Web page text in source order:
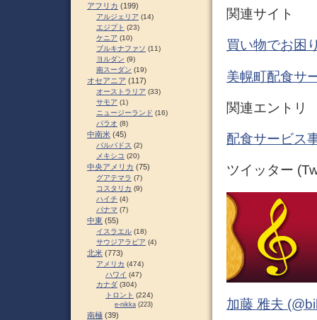
関連サイト
買い物でお困
美幌町配食サ
関連エントリ
配食サービス
ツイッター
加藤 雅夫
アフリカ (199)
アルジェリア (14)
エジプト (23)
ケニア (10)
ブルキナファソ (11)
ヨルダン (9)
南スーダン (19)
オセアニア (117)
オーストラリア (33)
サモア (1)
ニュージーランド (16)
パラオ (8)
中南米 (45)
バルバドス (2)
メキシコ (20)
中央アメリカ (75)
グアテマラ (7)
コスタリカ (9)
ハイチ (4)
パナマ (7)
中東 (55)
イスラエル (18)
サウジアラビア (4)
北米 (773)
アメリカ (474)
ハワイ (47)
カナダ (304)
トロント (224)
e-nikka (223)
南極 (39)